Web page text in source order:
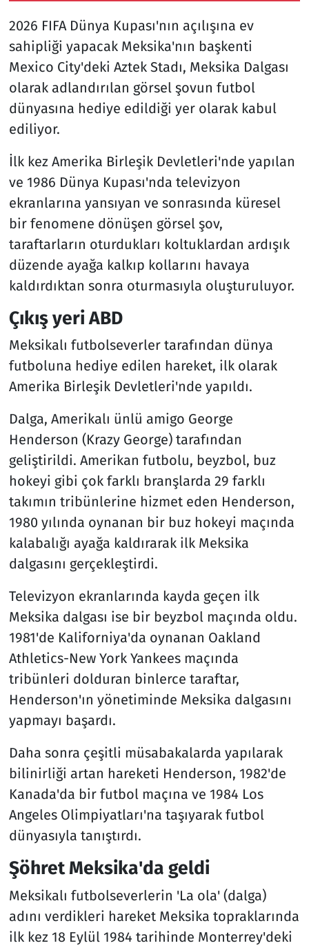
2026 FIFA Dünya Kupası'nın açılışına ev
sahipliği yapacak Meksika'nın başkenti
Mexico City'deki Aztek Stadı, Meksika Dalgası
olarak adlandırılan görsel şovun futbol
dünyasına hediye edildiği yer olarak kabul
ediliyor.
İlk kez Amerika Birleşik Devletleri'nde yapılan
ve 1986 Dünya Kupası'nda televizyon
ekranlarına yansıyan ve sonrasında küresel
bir fenomene dönüşen görsel şov,
taraftarların oturdukları koltuklardan ardışık
düzende ayağa kalkıp kollarını havaya
kaldırdıktan sonra oturmasıyla oluşturuluyor.
Çıkış yeri ABD
Meksikalı futbolseverler tarafından dünya
futboluna hediye edilen hareket, ilk olarak
Amerika Birleşik Devletleri'nde yapıldı.
Dalga, Amerikalı ünlü amigo George
Henderson (Krazy George) tarafından
geliştirildi. Amerikan futbolu, beyzbol, buz
hokeyi gibi çok farklı branşlarda 29 farklı
takımın tribünlerine hizmet eden Henderson,
1980 yılında oynanan bir buz hokeyi maçında
kalabalığı ayağa kaldırarak ilk Meksika
dalgasını gerçekleştirdi.
Televizyon ekranlarında kayda geçen ilk
Meksika dalgası ise bir beyzbol maçında oldu.
1981'de Kaliforniya'da oynanan Oakland
Athletics-New York Yankees maçında
tribünleri dolduran binlerce taraftar,
Henderson'ın yönetiminde Meksika dalgasını
yapmayı başardı.
Daha sonra çeşitli müsabakalarda yapılarak
bilinirliği artan hareketi Henderson, 1982'de
Kanada'da bir futbol maçına ve 1984 Los
Angeles Olimpiyatları'na taşıyarak futbol
dünyasıyla tanıştırdı.
Şöhret Meksika'da geldi
Meksikalı futbolseverlerin 'La ola' (dalga)
adını verdikleri hareket Meksika topraklarında
ilk kez 18 Eylül 1984 tarihinde Monterrey'deki